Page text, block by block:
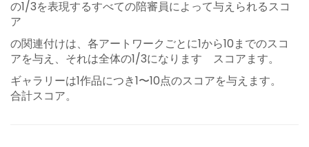
の1/3を表現するすべての陪審員によって与えられるスコ
ア
の関連付けは、各アートワークごとに1から10までのスコ
アを与え、それは全体の1/3になります スコアます。
ギャラリーは1作品につき1〜10点のスコアを与えます。
合計スコア。